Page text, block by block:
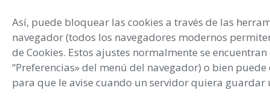
Así, puede bloquear las cookies a través de las
navegador (todos los navegadores modernos
de Cookies. Estos ajustes normalmente se encuentran
“Preferencias» del menú del navegador) o bien
para que le avise cuando un servidor quiera guardar